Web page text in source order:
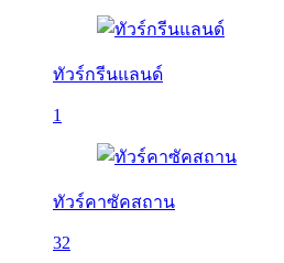
ทัวร์กรีนแลนด์
1
ทัวร์คาซัคสถาน
32